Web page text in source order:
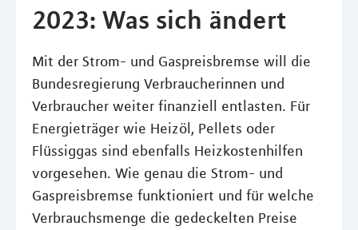
2023: Was sich ändert
Mit der Strom- und Gaspreisbremse will die
Bundesregierung Verbraucherinnen und
Verbraucher weiter finanziell entlasten. Für
Energieträger wie Heizöl, Pellets oder
Flüssiggas sind ebenfalls Heizkostenhilfen
vorgesehen. Wie genau die Strom- und
Gaspreisbremse funktioniert und für welche
Verbrauchsmenge die gedeckelten Preise